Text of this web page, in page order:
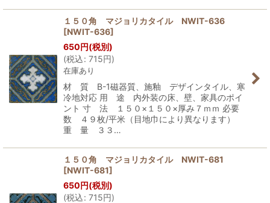
１５０角 マジョリカタイル NWIT-636
[NWIT-636]
650円(税別)
(税込: 715円)
在庫あり
材 質 B-1磁器質、施釉 デザインタイル、寒
冷地対応 用 途 内外装の床、壁、家具のポイ
ント 寸 法 １５０×１５０×厚み７ｍｍ 必要
数 ４９枚/平米（目地巾により異なります）
重 量 ３３…
１５０角 マジョリカタイル NWIT-681
[NWIT-681]
650円(税別)
(税込: 715円)